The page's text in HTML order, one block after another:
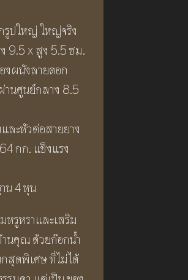
รูปใหญ่ ใหญ่จริง
9.5 x สูง 5.5 ซม.
งผนังลายดอก
านศูนย์กลาง 8.5
ละหัวต่อสายยาง
กก. แข็งแรง
น 4 หุน
หรูหราและเสริม
นคุณ ด้วยก๊อกน้ำ
สุดพิเศษ ที่ไม่ได้